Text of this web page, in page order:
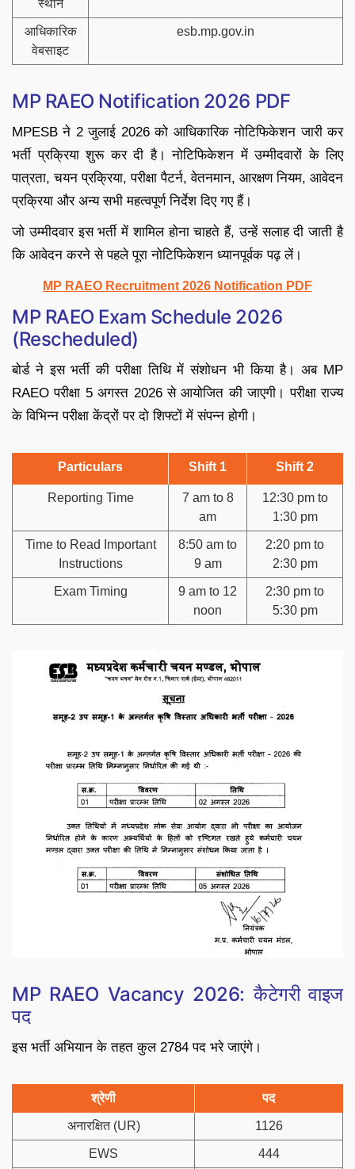
स्थान
आधिकारिक
वेबसाइट
esb.mp.gov.in
MP RAEO Notification 2026 PDF
MPESB ने 2 जुलाई 2026 को आधिकारिक नोटिफिकेशन जारी कर
भर्ती प्रक्रिया शुरू कर दी है। नोटिफिकेशन में उम्मीदवारों के लिए
पात्रता, चयन प्रक्रिया, परीक्षा पैटर्न, वेतनमान, आरक्षण नियम, आवेदन
प्रक्रिया और अन्य सभी महत्वपूर्ण निर्देश दिए गए हैं।
जो उम्मीदवार इस भर्ती में शामिल होना चाहते हैं, उन्हें सलाह दी जाती है
कि आवेदन करने से पहले पूरा नोटिफिकेशन ध्यानपूर्वक पढ़ लें।
MP RAEO Recruitment 2026 Notification PDF
MP RAEO Exam Schedule 2026
(Rescheduled)
बोर्ड ने इस भर्ती की परीक्षा तिथि में संशोधन भी किया है। अब MP
RAEO परीक्षा 5 अगस्त 2026 से आयोजित की जाएगी। परीक्षा राज्य
के विभिन्न परीक्षा केंद्रों पर दो शिफ्टों में संपन्न होगी।
Particulars Shift 1 Shift 2
Reporting Time
7 am to 8
am
12:30 pm to
1:30 pm
Time to Read Important
Instructions
8:50 am to
9 am
2:20 pm to
2:30 pm
Exam Timing
9 am to 12
noon
2:30 pm to
5:30 pm
MP RAEO Vacancy 2026: कैटेगरी वाइज
पद
इस भर्ती अभियान के तहत कुल 2784 पद भरे जाएंगे।
श्रेणी पद
अनारक्षित (UR) 1126
EWS 444